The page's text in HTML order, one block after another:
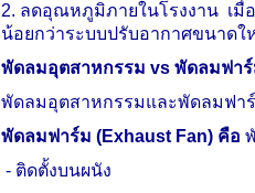
2. ลดอุณหภูมิภายในโรงงาน เมื่
น้อยกว่าระบบปรับอากาศขนาด
พัดลมอุตสาหกรรมvsพัดลมฟาร์
พัดลมอุตสาหกรรมและพัดลมฟา
พัดลมฟาร์ม (Exhaust Fan) คือ
- ติดตั้งบนผนัง